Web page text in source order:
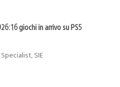
16 giochi in arrivo su PS5
SIE